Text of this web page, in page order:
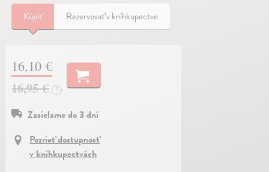
Kúpiť Rezervovať v kníhkupectve
16,10 €
16,95 €
?
Zasielame do 3 dní
Pozrieť dostupnosť
v kníhkupectvách